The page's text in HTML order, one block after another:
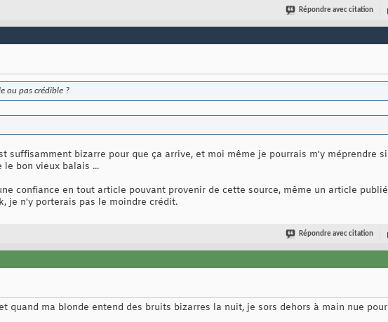
Répondre avec citation
ou pas crédible ?
suffisamment bizarre pour que ça arrive, et moi même je pourrais m'y méprendre
bon vieux balais ...
confiance en tout article pouvant provenir de cette source, même un article
je n'y porterais pas le moindre crédit.
Répondre avec citation
ma blonde entend des bruits bizarres la nuit, je sors dehors à main nue